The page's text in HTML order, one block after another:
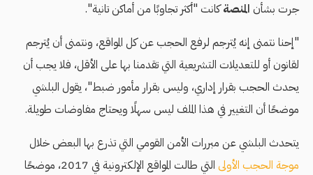
جرت بشأن المنصةكانت "أكثر تجاوبًا من أماكن تانية".
"إحنا نتمنى إنه يُترجم لرفع الحجب عن كل المواقع، ونتمنى أن يُترجم
لقانون أو للتعديلات التشريعية التي تقدمنا بها على الأقل، فلا يجب أن
يحدث الحجب بقرار إداري، وليس بقرار مأمور ضبط"، يقول البلشي
موضحًا أن التغيير في هذا الملف ليس سهلًا ويحتاج مفاوضات طويلة.
يتحدث البلشي عن مبررات الأمن القومي التي تذرع بها البعض خلال
موجة الحجب الأولى
التي طالت المواقع الإلكترونية في 2017، موضحًا